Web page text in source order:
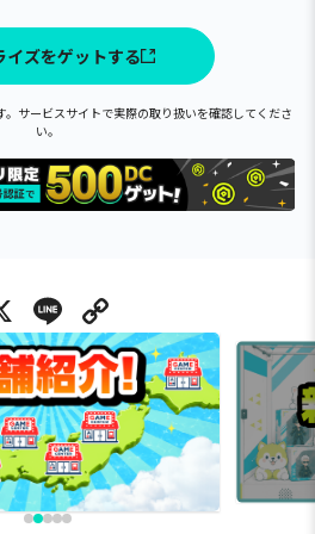
イズをゲットする
サービスサイトで実際の取り扱いを確認してくださ
い。
X Line